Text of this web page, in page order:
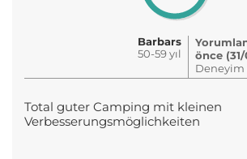
Barbars
50-59 yıl
önce
Deneyim
Total guter Camping mit kleinen
Verbesserungsmöglichkeiten